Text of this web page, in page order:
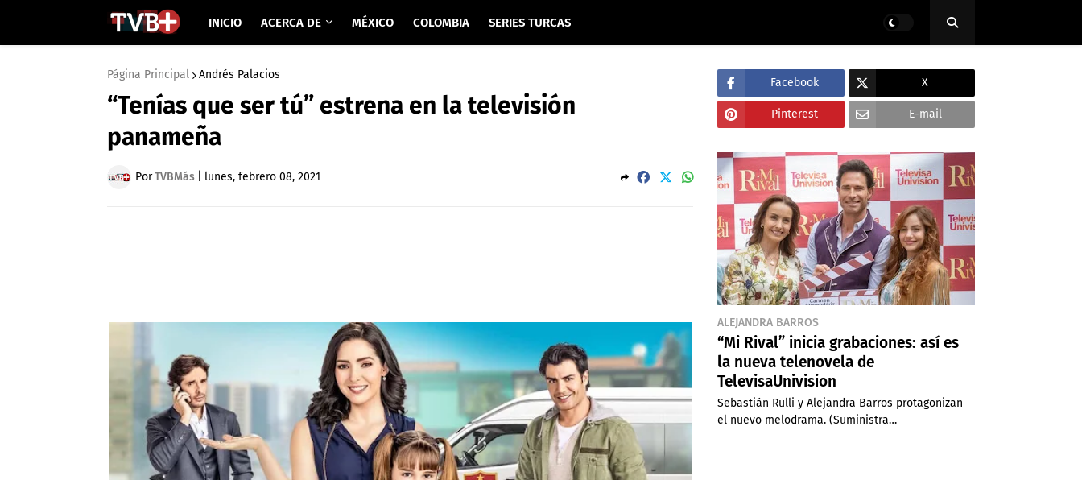
INICIO ACERCA DE MÉXICO COLOMBIA SERIES TURCAS
Página Principal Andrés Palacios
“Tenías que ser tú” estrena en la televisión
panameña
PorTVBMás lunes, febrero 08, 2021
Facebook X
Pinterest E-mail
ALEJANDRA BARROS
“Mi Rival” inicia grabaciones: así es
la nueva telenovela de
TelevisaUnivision
Sebastián Rulli y Alejandra Barros protagonizan
el nuevo melodrama. (Suministra…